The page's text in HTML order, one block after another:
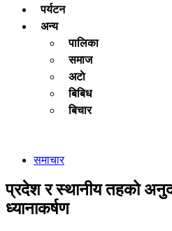
पर्यटन
अन्य
पालिका
समाज
अटाे
बिबिध
बिचार
समाचार
प्रदेश र स्थानीय तहको
ध्यानाकर्षण